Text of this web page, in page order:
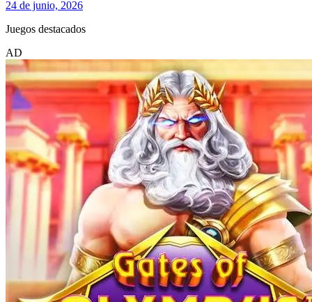
24 de junio, 2026
Juegos destacados
AD